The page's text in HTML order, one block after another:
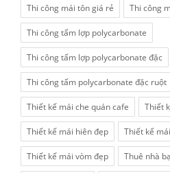
Thi công mái tôn giá rẻ Thi công
Thi công tấm lợp polycarbonate
Thi công tấm lợp polycarbonate đặc
Thi công tấm polycarbonate đặc ruột
Thiết kế mái che quán cafe Thiết
Thiết kế mái hiên đẹp Thiết kế
Thiết kế mái vòm đẹp Thuê nhà